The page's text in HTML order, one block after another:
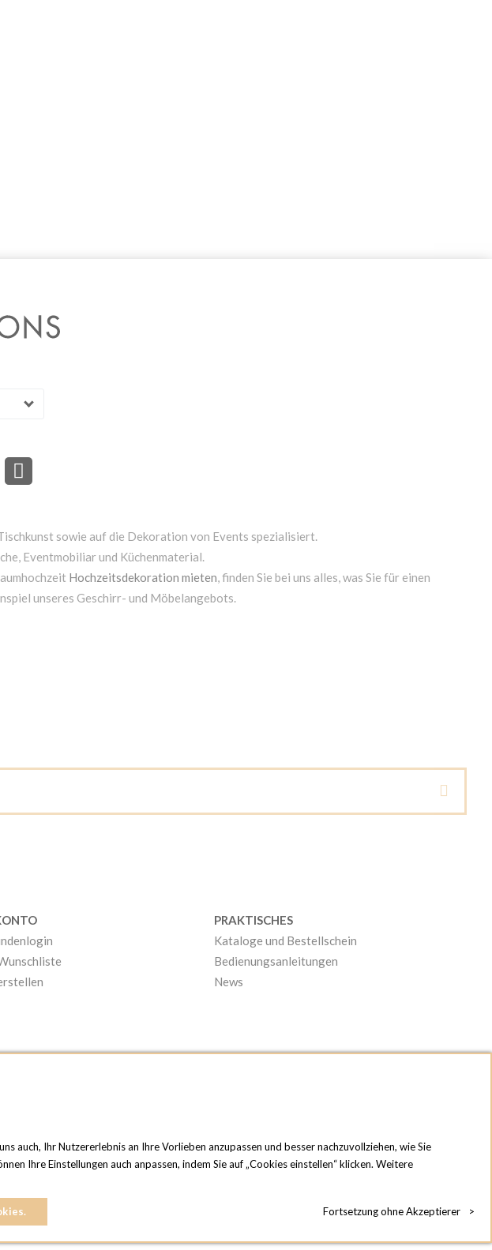
sowie auf die Dekoration von Events spezialisiert.
Eventmobiliar und Küchenmaterial.
Hochzeitsdekoration mieten, finden Sie bei uns alles, was Sie für einen
unseres Geschirr- und Möbelangebots.
PRAKTISCHES
Kataloge und Bestellschein
Bedienungsanleitungen
News
auch, Ihr Nutzererlebnis an Ihre Vorlieben anzupassen und besser nachzuvollziehen, wie Sie
Ihre Einstellungen auch anpassen, indem Sie auf „Cookies einstellen“ klicken. Weitere
Fortsetzung ohne Akzeptierer >